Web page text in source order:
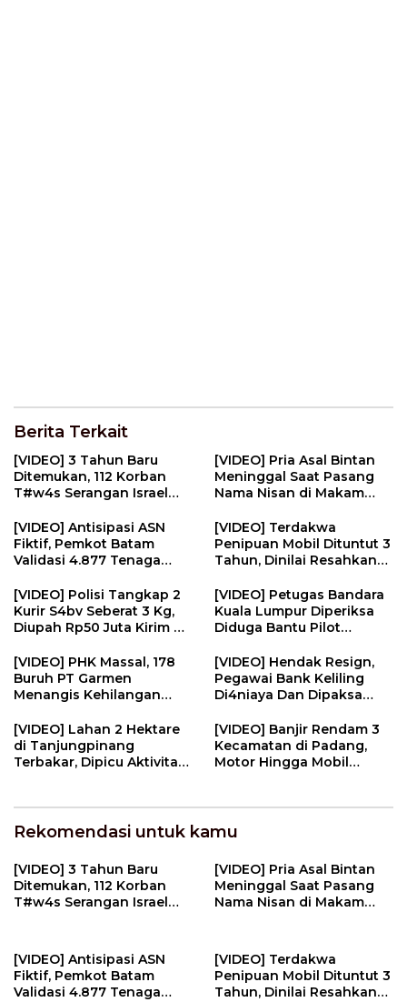
Berita Terkait
[VIDEO] 3 Tahun Baru
Ditemukan, 112 Korban
T#w4s Serangan Israel
[VIDEO] Pria Asal Bintan
Meninggal Saat Pasang
Nama Nisan di Makam
[VIDEO] Antisipasi ASN
Fiktif, Pemkot Batam
Validasi 4.877 Tenaga
[VIDEO] Terdakwa
Penipuan Mobil Dituntut 3
Tahun, Dinilai Resahkan
[VIDEO] Polisi Tangkap 2
Kurir S4bv Seberat 3 Kg,
Diupah Rp50 Juta Kirim Ke
[VIDEO] Petugas Bandara
Kuala Lumpur Diperiksa
Diduga Bantu Pilot
NEWS
[VIDEO] PHK Massal, 178
Buruh PT Garmen
Menangis Kehilangan
[VIDEO] Hendak Resign,
Pegawai Bank Keliling
Di4niaya Dan Dipaksa
Kerja | U-NEWS
[VIDEO] Lahan 2 Hektare
di Tanjungpinang
Terbakar, Dipicu Aktivitas
[VIDEO] Banjir Rendam 3
Kecamatan di Padang,
Motor Hingga Mobil
Rekomendasi untuk kamu
[VIDEO] 3 Tahun Baru
Ditemukan, 112 Korban
T#w4s Serangan Israel
[VIDEO] Pria Asal Bintan
Meninggal Saat Pasang
Nama Nisan di Makam
[VIDEO] Antisipasi ASN
Fiktif, Pemkot Batam
Validasi 4.877 Tenaga
[VIDEO] Terdakwa
Penipuan Mobil Dituntut 3
Tahun, Dinilai Resahkan